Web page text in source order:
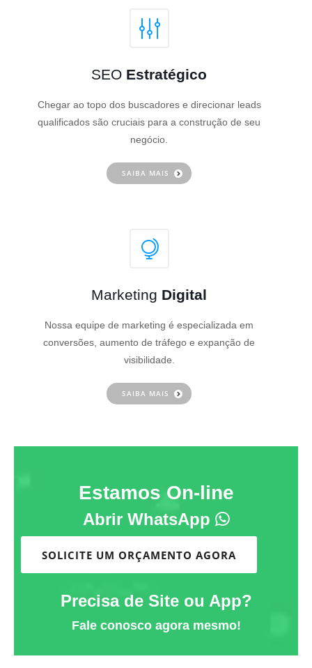
SEO Estratégico
Chegar ao topo dos buscadores e direcionar leads
qualificados são cruciais para a construção de seu
negócio.
SAIBA MAIS
Marketing Digital
Nossa equipe de marketing é especializada em
conversões, aumento de tráfego e expanção de
visibilidade.
SAIBA MAIS
Estamos On-line
Abrir WhatsApp
SOLICITE UM ORÇAMENTO AGORA
Precisa de Site ou App?
Fale conosco agora mesmo!